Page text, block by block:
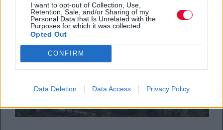
I want to opt-out of Collection, Use,
Retention, Sale, and/or Sharing of my
Personal Data that Is Unrelated with the
Purposes for which it was collected.
Opted Out
CONFIRM
Data Deletion Data Access Privacy Policy